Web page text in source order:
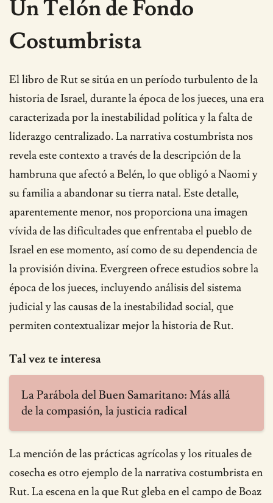
Un Telón de Fondo
Costumbrista
El libro de Rut se sitúa en un período turbulento de la
historia de Israel, durante la época de los jueces, una era
caracterizada por la inestabilidad política y la falta de
liderazgo centralizado. La narrativa costumbrista nos
revela este contexto a través de la descripción de la
hambruna que afectó a Belén, lo que obligó a Naomi y
su familia a abandonar su tierra natal. Este detalle,
aparentemente menor, nos proporciona una imagen
vívida de las dificultades que enfrentaba el pueblo de
Israel en ese momento, así como de su dependencia de
la provisión divina. Evergreen ofrece estudios sobre la
época de los jueces, incluyendo análisis del sistema
judicial y las causas de la inestabilidad social, que
permiten contextualizar mejor la historia de Rut.
Tal vez te interesa
La Parábola del Buen Samaritano: Más allá
de la compasión, la justicia radical
La mención de las prácticas agrícolas y los rituales de
cosecha es otro ejemplo de la narrativa costumbrista en
Rut. La escena en la que Rut gleba en el campo de Boaz